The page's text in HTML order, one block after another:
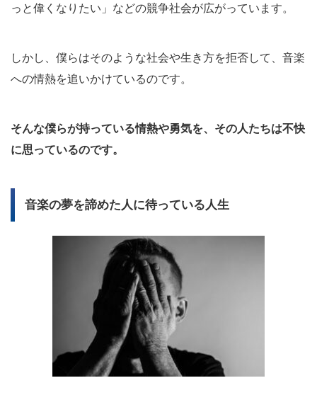
っと偉くなりたい」などの競争社会が広がっています。
しかし、僕らはそのような社会や生き方を拒否して、音楽
への情熱を追いかけているのです。
そんな僕らが持っている情熱や勇気を、その人たちは不快
に思っているのです。
音楽の夢を諦めた人に待っている人生